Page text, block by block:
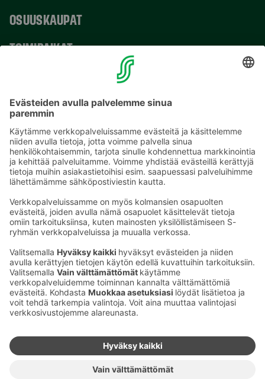
OSUUSKAUPAT
TOIMIPAIKAT
Sähköpostiosoitteet S-ryhmässä ovat muotoa
etunimi.sukunimi@sok.fi
Seuraa meitä:
Muuta evästeasetuksia